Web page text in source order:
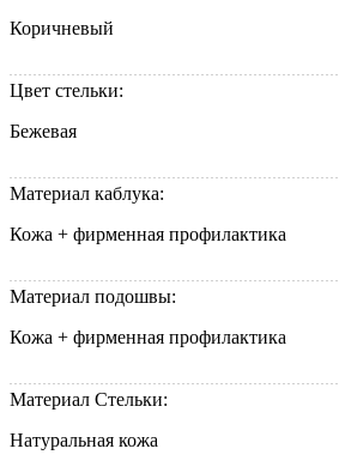
Коричневый
Цвет стельки:
Бежевая
Материал каблука:
Кожа + фирменная профилактика
Материал подошвы:
Кожа + фирменная профилактика
Материал Стельки:
Натуральная кожа